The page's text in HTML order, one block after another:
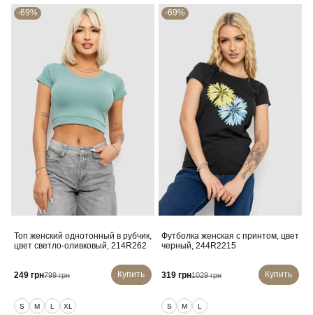
-69%
Топ женский однотонный в рубчик,
цвет светло-оливковый, 214R262
249 грн799 грн Купить
S M L XL
-69%
Футболка женская с принтом, цвет
черный, 244R2215
319 грн1029 грн Купить
S M L